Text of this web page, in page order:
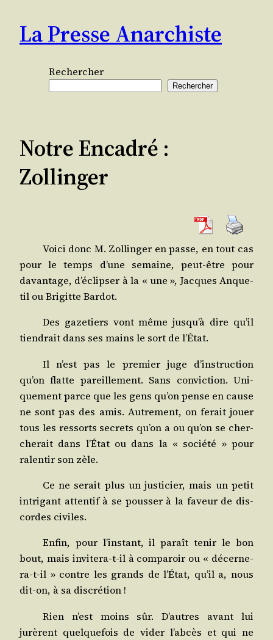
contenu
La Presse Anarchiste
Rechercher
Rechercher
Notre Encadré :
Zollinger
Voi­ci donc M. Zol­lin­ger en passe, en tout cas
pour le temps d’une semaine, peut-être pour
davan­tage, d’é­clip­ser à la « une », Jacques Anque­
til ou Bri­gitte Bardot.
Des gaze­tiers vont même jus­qu’à dire qu’il
tien­drait dans ses mains le sort de l’État.
Il n’est pas le pre­mier juge d’ins­truc­tion
qu’on flatte pareille­ment. Sans convic­tion. Uni­
que­ment parce que les gens qu’on pense en cause
ne sont pas des amis. Autre­ment, on ferait jouer
tous les res­sorts secrets qu’on a ou qu’on se cher­
che­rait dans l’État ou dans la « socié­té » pour
ralen­tir son zèle.
Ce ne serait plus un jus­ti­cier, mais un petit
intri­gant atten­tif à se pous­ser à la faveur de dis­
cordes civiles.
Enfin, pour l’ins­tant, il paraît tenir le bon
bout, mais invi­te­ra-t-il à com­pa­roir ou « décer­ne­
ra-t-il » contre les grands de l’État, qu’il a, nous
dit-on, à sa discrétion !
Rien n’est moins sûr. D’autres avant lui
jurèrent quel­que­fois de vider l’ab­cès et qui ne